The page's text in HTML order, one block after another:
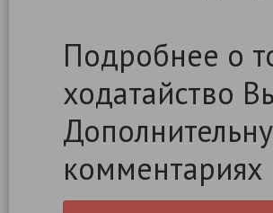
Подробнее о
ходатайство